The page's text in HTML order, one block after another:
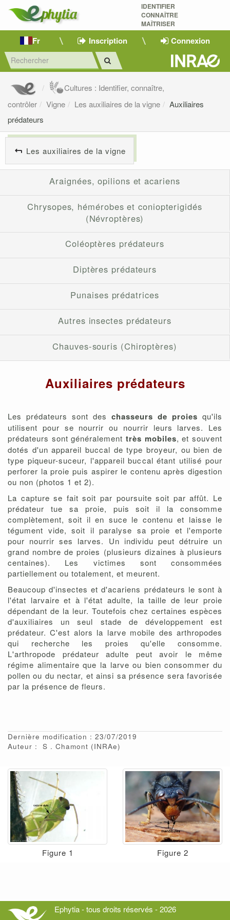
IDENTIFIER
CONNAÎTRE
MAÎTRISER
Fr Inscription Connexion
Cultures : Identifier, connaître,
contrôler
Vigne Les auxiliaires de la vigne
Auxiliaires
prédateurs
Les auxiliaires de la vigne
Araignées, opilions et acariens
Chrysopes, hémérobes et coniopterigidés
(Névroptères)
Coléoptères prédateurs
Diptères prédateurs
Punaises prédatrices
Autres insectes prédateurs
Chauves-souris (Chiroptères)
Auxiliaires prédateurs
Les prédateurs sont des chasseurs de proies qu'ils
utilisent pour se nourrir ou nourrir leurs larves. Les
prédateurs sont généralement très mobiles, et souvent
dotés d'un appareil buccal de type broyeur, ou bien de
type piqueur-suceur, l'appareil buccal étant utilisé pour
perforer la proie puis aspirer le contenu après digestion
ou non (photos 1 et 2).
La capture se fait soit par poursuite soit par affût. Le
prédateur tue sa proie, puis soit il la consomme
complètement, soit il en suce le contenu et laisse le
tégument vide, soit il paralyse sa proie et l'emporte
pour nourrir ses larves. Un individu peut détruire un
grand nombre de proies (plusieurs dizaines à plusieurs
centaines). Les victimes sont consommées
partiellement ou totalement, et meurent.
Beaucoup d'insectes et d'acariens prédateurs le sont à
l'état larvaire et à l'état adulte, la taille de leur proie
dépendant de la leur. Toutefois chez certaines espèces
d'auxiliaires un seul stade de développement est
prédateur. C'est alors la larve mobile des arthropodes
qui recherche les proies qu'elle consomme.
L'arthropode prédateur adulte peut avoir le même
régime alimentaire que la larve ou bien consommer du
pollen ou du nectar, et ainsi sa présence sera favorisée
par la présence de fleurs.
Dernière modification : 23/07/2019
Auteur :
S Chamont (INRAe)
Figure 1 Figure 2
Ephytia - tous droits réservés - 2026